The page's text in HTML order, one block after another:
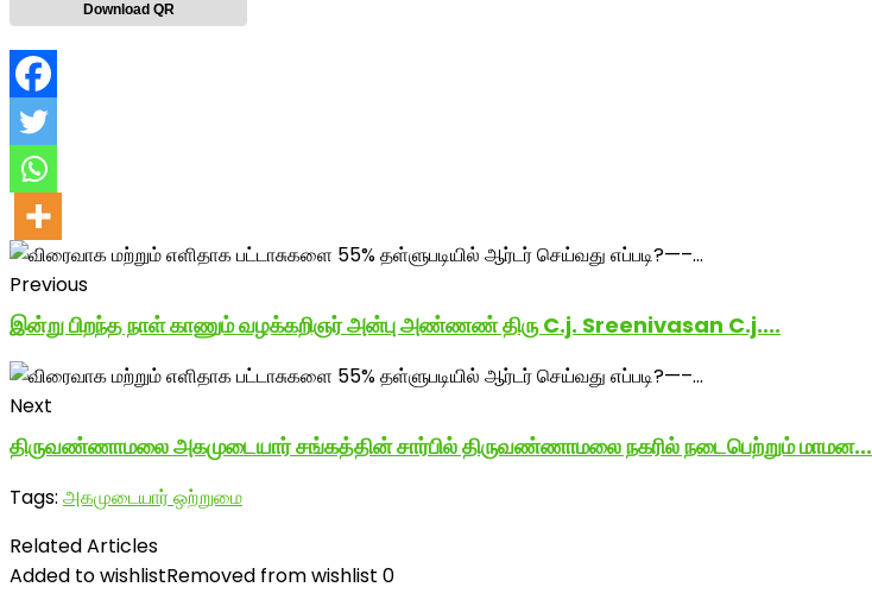
Download QR
Previous
இன்று பிறந்த நாள் காணும் வழக்கறிஞர் அன்பு அண்ணண் திரு C.j. Sreenivasan C.j....
Next
திருவண்ணாமலை அகமுடையார் சங்கத்தின் சார்பில் திருவண்ணாமலை நகரில் நடைபெற்றும் மாமன...
Tags: அகமுடையார் ஒற்றுமை
Related Articles
Added to wishlistRemoved from wishlist 0